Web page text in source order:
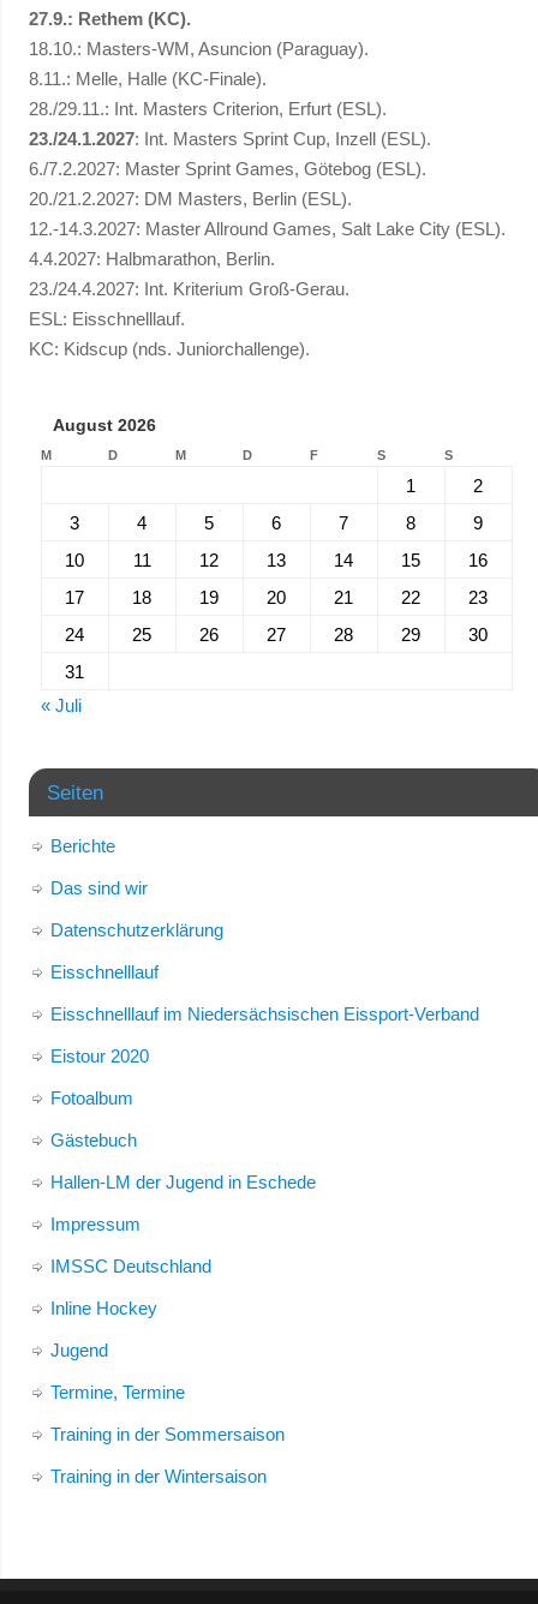
27.9.: Rethem (KC).
18.10.: Masters-WM, Asuncion (Paraguay).
8.11.: Melle, Halle (KC-Finale).
28./29.11.: Int. Masters Criterion, Erfurt (ESL).
23./24.1.2027: Int. Masters Sprint Cup, Inzell (ESL).
6./7.2.2027: Master Sprint Games, Götebog (ESL).
20./21.2.2027: DM Masters, Berlin (ESL).
12.-14.3.2027: Master Allround Games, Salt Lake City (ESL).
4.4.2027: Halbmarathon, Berlin.
23./24.4.2027: Int. Kriterium Groß-Gerau.
ESL: Eisschnelllauf.
KC: Kidscup (nds. Juniorchallenge).
August 2026
M D M D F S S
1
2
3
4 5 6 7 8
9
10
11 12 13 14 15
16
17
18 19 20 21 22
23
24
25 26 27 28 29
30
31
« Juli
Seiten
Berichte
Das sind wir
Datenschutzerklärung
Eisschnelllauf
Eisschnelllauf im Niedersächsischen Eissport-Verband
Eistour 2020
Fotoalbum
Gästebuch
Hallen-LM der Jugend in Eschede
Impressum
IMSSC Deutschland
Inline Hockey
Jugend
Termine, Termine
Training in der Sommersaison
Training in der Wintersaison